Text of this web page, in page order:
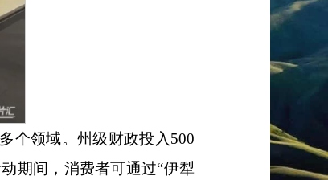
个领域。州级财政投入500
期间，消费者可通过“伊犁